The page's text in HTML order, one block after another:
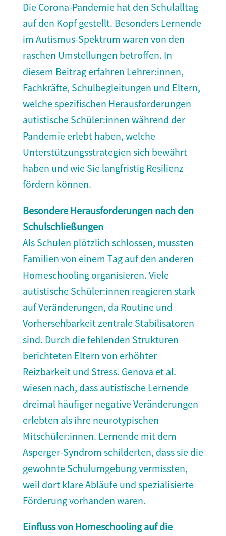
Die Corona-Pandemie hat den Schulalltag
auf den Kopf gestellt. Besonders Lernende
im Autismus-Spektrum waren von den
raschen Umstellungen betroffen. In
diesem Beitrag erfahren Lehrer:innen,
Fachkräfte, Schulbegleitungen und Eltern,
welche spezifischen Herausforderungen
autistische Schüler:innen während der
Pandemie erlebt haben, welche
Unterstützungsstrategien sich bewährt
haben und wie Sie langfristig Resilienz
fördern können.
Besondere Herausforderungen nach den
Schulschließungen
Als Schulen plötzlich schlossen, mussten
Familien von einem Tag auf den anderen
Homeschooling organisieren. Viele
autistische Schüler:innen reagieren stark
auf Veränderungen, da Routine und
Vorhersehbarkeit zentrale Stabilisatoren
sind. Durch die fehlenden Strukturen
berichteten Eltern von erhöhter
Reizbarkeit und Stress. Genova et al.
wiesen nach, dass autistische Lernende
dreimal häufiger negative Veränderungen
erlebten als ihre neurotypischen
Mitschüler:innen. Lernende mit dem
Asperger-Syndrom schilderten, dass sie die
gewohnte Schulumgebung vermissten,
weil dort klare Abläufe und spezialisierte
Förderung vorhanden waren.
Einfluss von Homeschooling auf die